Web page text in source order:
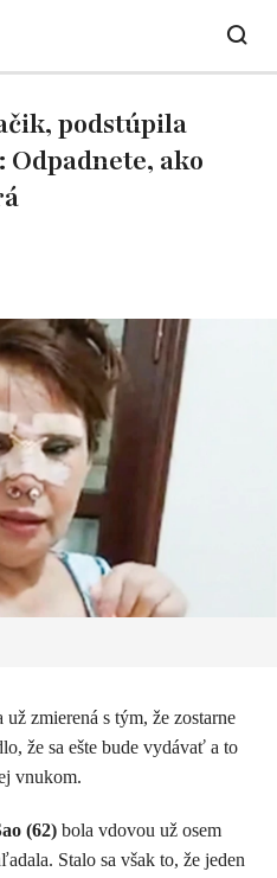
podstúpila
ako
zmierená s tým, že zostarne
že sa ešte bude vydávať a to
vnukom.
(62) bola vdovou už osem
Stalo sa však to, že jeden